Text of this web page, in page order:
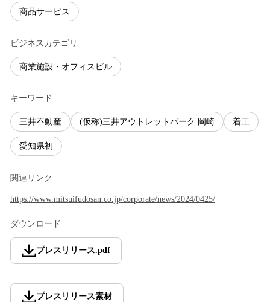
商品サービス
ビジネスカテゴリ
商業施設・オフィスビル
キーワード
三井不動産 (仮称)三井アウトレットパーク 岡崎 着工
愛知県初
関連リンク
https://www.mitsuifudosan.co.jp/corporate/news/2024/0425/
ダウンロード
プレスリリース.pdf
プレスリリース素材